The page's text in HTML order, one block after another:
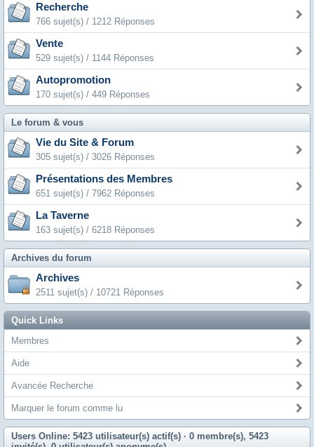
Recherche
766 sujet(s) / 1212 Réponses
Vente
529 sujet(s) / 1144 Réponses
Autopromotion
170 sujet(s) / 449 Réponses
Le forum & vous
Vie du Site & Forum
305 sujet(s) / 3026 Réponses
Présentations des Membres
651 sujet(s) / 7962 Réponses
La Taverne
163 sujet(s) / 6218 Réponses
Archives du forum
Archives
2511 sujet(s) / 10721 Réponses
Quick Links
Membres
Aide
Avancée Recherche
Marquer le forum comme lu
Users Online: 5423 utilisateur(s) actif(s) · 0 membre(s), 5423